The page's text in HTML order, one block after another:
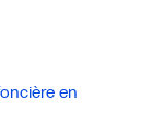
en